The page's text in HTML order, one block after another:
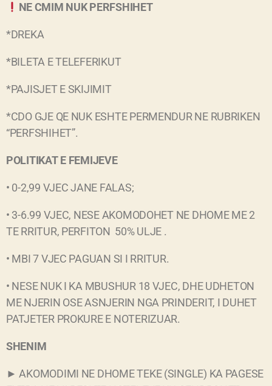
NE CMIM NUK PERFSHIHET
*DREKA
*BILETA E TELEFERIKUT
*PAJISJET E SKIJIMIT
*CDO GJE QE NUK ESHTE PERMENDUR NE RUBRIKEN
“PERFSHIHET”.
POLITIKAT E FEMIJEVE
• 0-2,99 VJEC JANE FALAS;
• 3-6.99 VJEC, NESE AKOMODOHET NE DHOME ME 2
TE RRITUR, PERFITON 50% ULJE .
• MBI 7 VJEC PAGUAN SI I RRITUR.
• NESE NUK I KA MBUSHUR 18 VJEC, DHE UDHETON
ME NJERIN OSE ASNJERIN NGA PRINDERIT, I DUHET
PATJETER PROKURE E NOTERIZUAR.
SHENIM
► AKOMODIMI NE DHOME TEKE (SINGLE) KA PAGESE